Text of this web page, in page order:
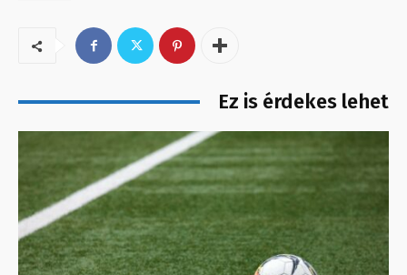
Ez is érdekes lehet